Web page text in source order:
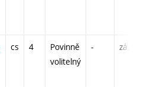
cs 4
Povinně
volitelný
- zá,zk